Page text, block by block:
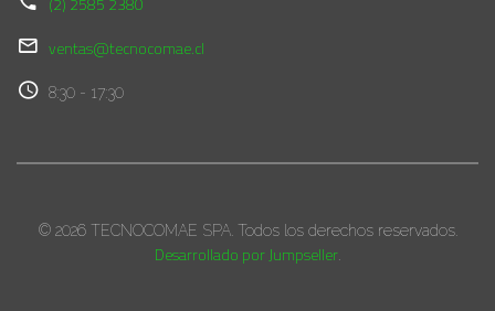
ventas@tecnocomae.cl
8:30 - 17:30
© 2026 TECNOCOMAE SPA. Todos los derechos reservados.
Desarrollado por Jumpseller